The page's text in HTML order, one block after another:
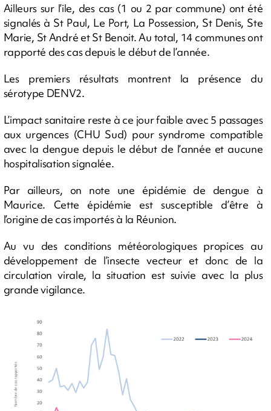
Ailleurs sur l’ile, des cas (1 ou 2 par commune) ont été
signalés à St Paul, Le Port, La Possession, St Denis, Ste
Marie, St André et St Benoit. Au total, 14 communes ont
rapporté des cas depuis le début de l’année.
Les premiers résultats montrent la présence du
sérotype DENV2.
L’impact sanitaire reste à ce jour faible avec 5 passages
aux urgences (CHU Sud) pour syndrome compatible
avec la dengue depuis le début de l’année et aucune
hospitalisation signalée.
Par ailleurs, on note une épidémie de dengue à
Maurice. Cette épidémie est susceptible d’être à
l’origine de cas importés à la Réunion.
Au vu des conditions météorologiques propices au
développement de l’insecte vecteur et donc de la
circulation virale, la situation est suivie avec la plus
grande vigilance.